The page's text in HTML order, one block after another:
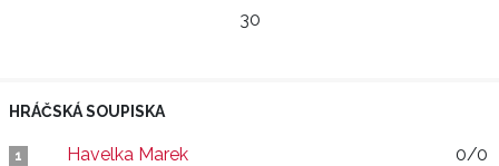
30
HRÁČSKÁ SOUPISKA
1 Havelka Marek 0/0